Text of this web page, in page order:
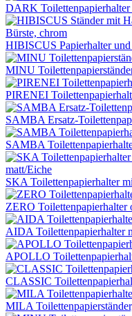
DARK Toilettenpapierhalter
HIBISCUS Papierhalter
MINU
PIRENEI
SAMBA Ersatz-
SAMBA
SKA Toilettenpapierhalter
ZERO Toilettenpapierhalter
AIDA Toilettenpapierhalter
APOLLO
CLASSIC
MILA